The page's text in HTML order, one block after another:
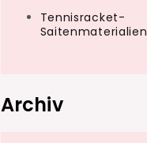
Tennisracket-
Saitenmaterialien
Archiv